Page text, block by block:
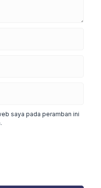
saya pada peramban ini